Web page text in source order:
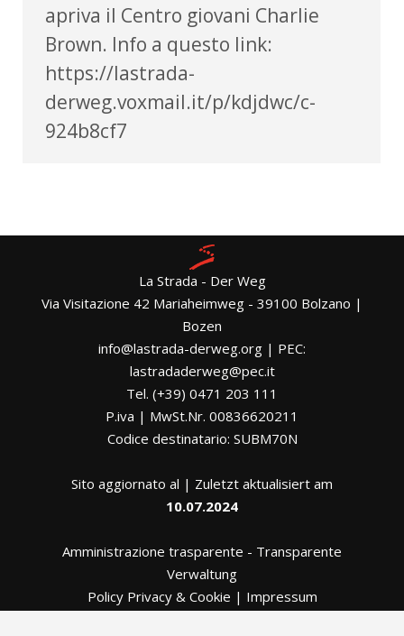
apriva il Centro giovani Charlie
Brown. Info a questo link:
https://lastrada-
derweg.voxmail.it/p/kdjdwc/c-
924b8cf7
La Strada - Der Weg
Via Visitazione 42 Mariaheimweg - 39100 Bolzano |
Bozen
info@lastrada-derweg.org | PEC:
lastradaderweg@pec.it
Tel. (+39) 0471 203 111
P.iva | MwSt.Nr. 00836620211
Codice destinatario: SUBM70N
Sito aggiornato al | Zuletzt aktualisiert am
10.07.2024
Amministrazione trasparente - Transparente
Verwaltung
Policy Privacy & Cookie | Impressum